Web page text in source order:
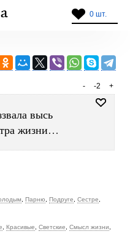
0 шт.
+
-2
-
высь
жизни…
Парню Подруге Сестре
Красивые Светские Смысл жизни